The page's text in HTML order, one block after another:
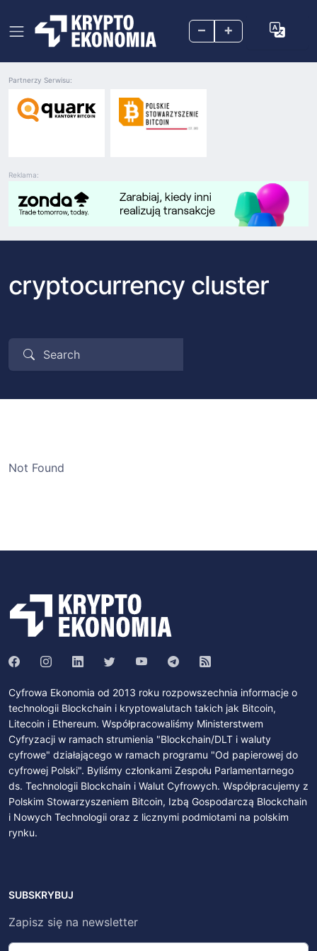
– +
Reklama:
Partnerzy Serwisu:
cryptocurrency cluster
Not Found
Cyfrowa Ekonomia od 2013 roku rozpowszechnia informacje o
technologii Blockchain i kryptowalutach takich jak Bitcoin,
Litecoin i Ethereum. Współpracowaliśmy Ministerstwem
Cyfryzacji w ramach strumienia "Blockchain/DLT i waluty
cyfrowe" działającego w ramach programu "Od papierowej do
cyfrowej Polski". Byliśmy członkami Zespołu Parlamentarnego
ds. Technologii Blockchain i Walut Cyfrowych. Współpracujemy z
Polskim Stowarzyszeniem Bitcoin, Izbą Gospodarczą Blockchain
i Nowych Technologii oraz z licznymi podmiotami na polskim
rynku.
SUBSKRYBUJ
Zapisz się na newsletter